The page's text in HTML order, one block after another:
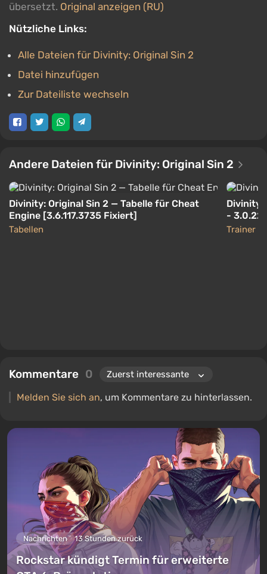
übersetzt. Original anzeigen (RU)
Nützliche Links:
Alle Dateien für Divinity: Original Sin 2
Datei hinzufügen
Zur Dateiliste wechseln
Andere Dateien für Divinity: Original Sin 2
Divinity: Original Sin 2 — Tabelle für Cheat
Engine [3.6.117.3735 Fixiert]
Tabellen
Divinity:
-
Trainer
Kommentare 0
Melden Sie sich an, um Kommentare zu hinterlassen.
Nachrichten 13 Stunden zurück
Rockstar kündigt Termin für erweiterte